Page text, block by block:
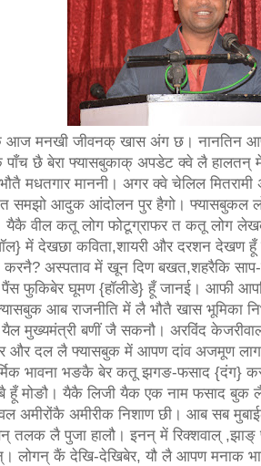
आज मनखी जीवनक् खास अंग छ। नानतिन
पाँच छै बेरा फ्यासबुकाक् अपडेट क्वे लै हालतन्
मधतगार माननी। अगर क्वे चेलिल
त समझो आदुक आंदोलन पुर हैगो। फ्यासबुकल
यैकै वील कतू लोग फोटूग्राफर त कतू लोग
में देखछा कविता,शायरी और दरशन देखण हूँ
करनै? अस्पताव में खून दिण बखत,शहरैकि
पैंस फुकिबेर घूमण {हॉलीडे} हूँ जानई। आफी
आब राजनीति में लै भौतै खास भूमिका
मुख्यमंत्री बणीं जै सकनौ। अरविंद
और दल लै फ्यासबुक में आपण दांव अजमूण लाग
भावना भङकै बेर कतू झगङ-फसाद {दंग}
हूँ मोङौ। यैकै लिजी यैक एक नाम फसाद बुक लै
अमीरोंकै अमीरीक निशाण छी। आब सब
तलक लै पुजा हालौ। इनन् में रिक्शवाल् ,झाङ्
लोगन् कैं देखि-देखिबेर, यौ लै आपण मनाक